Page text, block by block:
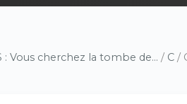
: Vous cherchez la tombe de... / C /